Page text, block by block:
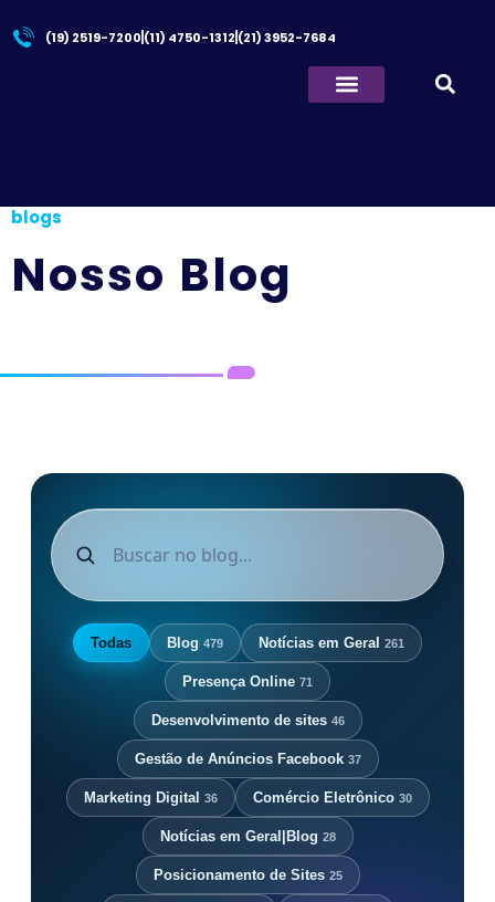
(19) 2519-7200 (11) 4750-1312 (21) 3952-7684
blogs
Nosso Blog
Todas Blog 479 Notícias em Geral 261
Presença Online 71
Desenvolvimento de sites 46
Gestão de Anúncios Facebook 37
Marketing Digital 36 Comércio Eletrônico 30
Notícias em Geral|Blog 28
Posicionamento de Sites 25